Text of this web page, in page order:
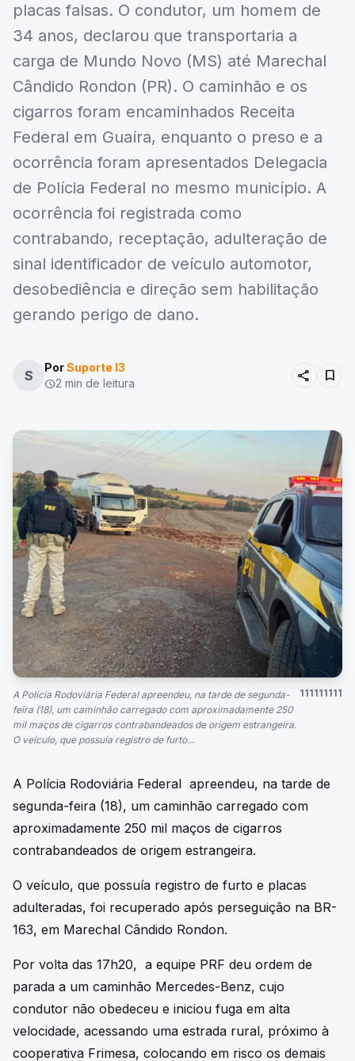
placas falsas. O condutor, um homem de
34 anos, declarou que transportaria a
carga de Mundo Novo (MS) até Marechal
Cândido Rondon (PR). O caminhão e os
cigarros foram encaminhados Receita
Federal em Guaíra, enquanto o preso e a
ocorrência foram apresentados Delegacia
de Polícia Federal no mesmo município. A
ocorrência foi registrada como
contrabando, receptação, adulteração de
sinal identificador de veículo automotor,
desobediência e direção sem habilitação
gerando perigo de dano.
S
PorSuporte I3
schedule2 min de leitura share bookmark
A Polícia Rodoviária Federal apreendeu, na tarde de segunda-
feira (18), um caminhão carregado com aproximadamente 250
mil maços de cigarros contrabandeados de origem estrangeira.
O veículo, que possuía registro de furto...
111111111
A Polícia Rodoviária Federal apreendeu, na tarde de
segunda-feira (18), um caminhão carregado com
aproximadamente 250 mil maços de cigarros
contrabandeados de origem estrangeira.
O veículo, que possuía registro de furto e placas
adulteradas, foi recuperado após perseguição na BR-
163, em Marechal Cândido Rondon.
Por volta das 17h20, a equipe PRF deu ordem de
parada a um caminhão Mercedes-Benz, cujo
condutor não obedeceu e iniciou fuga em alta
velocidade, acessando uma estrada rural, próximo à
cooperativa Frimesa, colocando em risco os demais